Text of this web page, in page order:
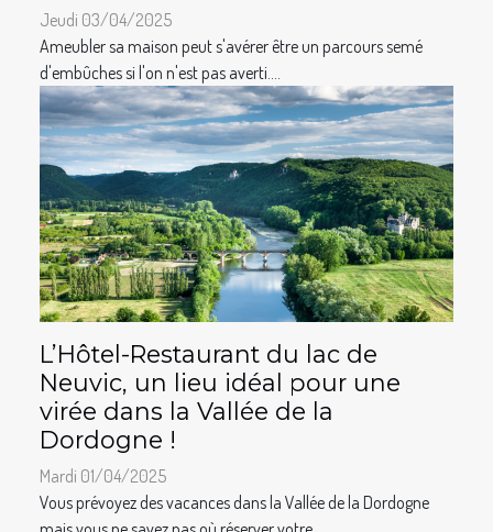
Jeudi 03/04/2025
Ameubler sa maison peut s'avérer être un parcours semé
d'embûches si l'on n'est pas averti....
L’Hôtel-Restaurant du lac de
Neuvic, un lieu idéal pour une
virée dans la Vallée de la
Dordogne !
Mardi 01/04/2025
Vous prévoyez des vacances dans la Vallée de la Dordogne